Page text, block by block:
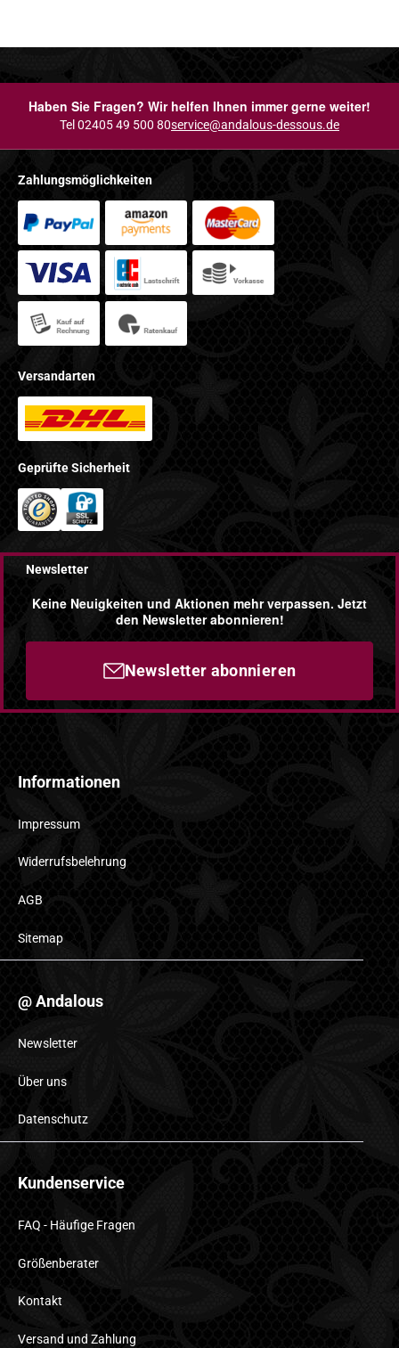
Haben Sie Fragen? Wir helfen Ihnen immer gerne weiter!
Tel 02405 49 500 80service@andalous-dessous.de
Zahlungsmöglichkeiten
Versandarten
Geprüfte Sicherheit
Newsletter
Keine Neuigkeiten und Aktionen mehr verpassen. Jetzt
den Newsletter abonnieren!
Newsletter abonnieren
Informationen
Impressum
Widerrufsbelehrung
AGB
Sitemap
@ Andalous
Newsletter
Über uns
Datenschutz
Kundenservice
FAQ - Häufige Fragen
Größenberater
Kontakt
Versand und Zahlung